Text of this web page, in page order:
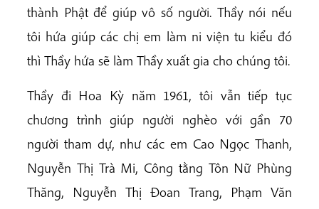
thành Phật để giúp vô số người. Thầy nói nếu
tôi hứa giúp các chị em làm ni viện tu kiểu đó
thì Thầy hứa sẽ làm Thầy xuất gia cho chúng tôi.
Thầy đi Hoa Kỳ năm 1961, tôi vẫn tiếp tục
chương trình giúp người nghèo với gần 70
người tham dự, như các em Cao Ngọc Thanh,
Nguyễn Thị Trà Mi, Công tằng Tôn Nữ Phùng
Thăng, Nguyễn Thị Đoan Trang, Phạm Văn